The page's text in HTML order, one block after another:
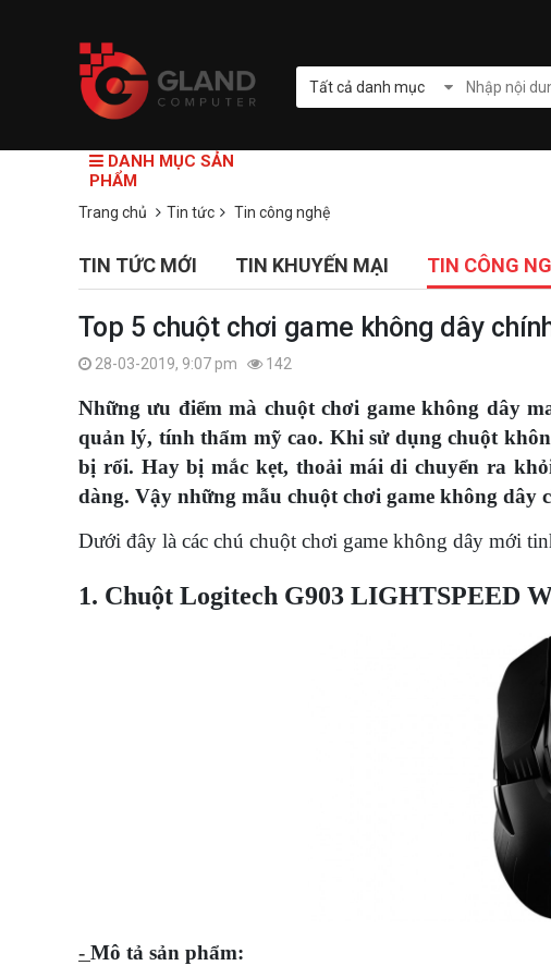
Tất cả danh mục
DANH MỤC SẢN
PHẨM
Trang chủ Tin tức Tin công nghệ
TIN TỨC MỚI TIN KHUYẾN MẠI TIN CÔNG
Top 5 chuột chơi game không dây
28-03-2019, 9:07 pm 142
Những ưu điểm mà chuột chơi game không dây
quản lý, tính thẩm mỹ cao. Khi sử dụng chuột
bị rối. Hay bị mắc kẹt, thoải mái di chuyển ra
dàng. Vậy những mẫu chuột chơi game không dây
Dưới đây là các chú chuột chơi game không dây mới
1. Chuột Logitech G903 LIGHTSPEED
- Mô tả sản phẩm: